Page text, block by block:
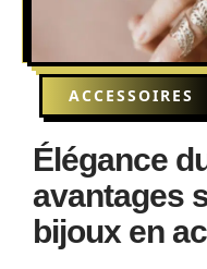
ACCESSOIRES
Élégance
avantages
bijoux en